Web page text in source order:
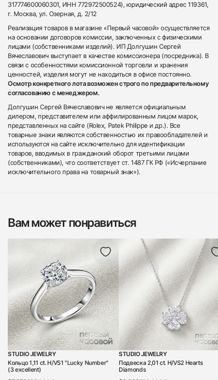
317774600060301, ИНН 772972500524), юридический адрес 119361,
г. Москва, ул. Озерная, д. 2/12
Реализация товаров в магазине «Первый часовой» осуществляется
на основании договоров комиссии, заключенных с физическими
лицами (собственниками изделий). ИП Долгушин Сергей
Вячеславович выступает в качестве комиссионера (посредника). В
связи с особенностями комиссионной торговли и хранения
ценностей, изделия могут не находиться в офисе постоянно.
Осмотр конкретного лота возможен строго по предварительному
согласованию с менеджером.
Долгушин Сергей Вячеславович не является официальным
дилером, представителем или аффилированным лицом марок,
представленных на сайте (Rolex, Patek Philippe и др.). Все
товарные знаки являются собственностью их правообладателей и
используются на сайте исключительно для идентификации
товаров, вводимых в гражданский оборот третьими лицами
(собственниками), что соответствует ст. 1487 ГК РФ («Исчерпание
исключительного права на товарный знак»).
Вам может понравиться
STUDIO JEWELRY
Кольцо 1,11 ct. H/VS1 "Lucky Number"
(3 excellent)
STUDIO JEWELRY
Подвеска 2,01 ct. H/VS2 Hearts
Diamonds